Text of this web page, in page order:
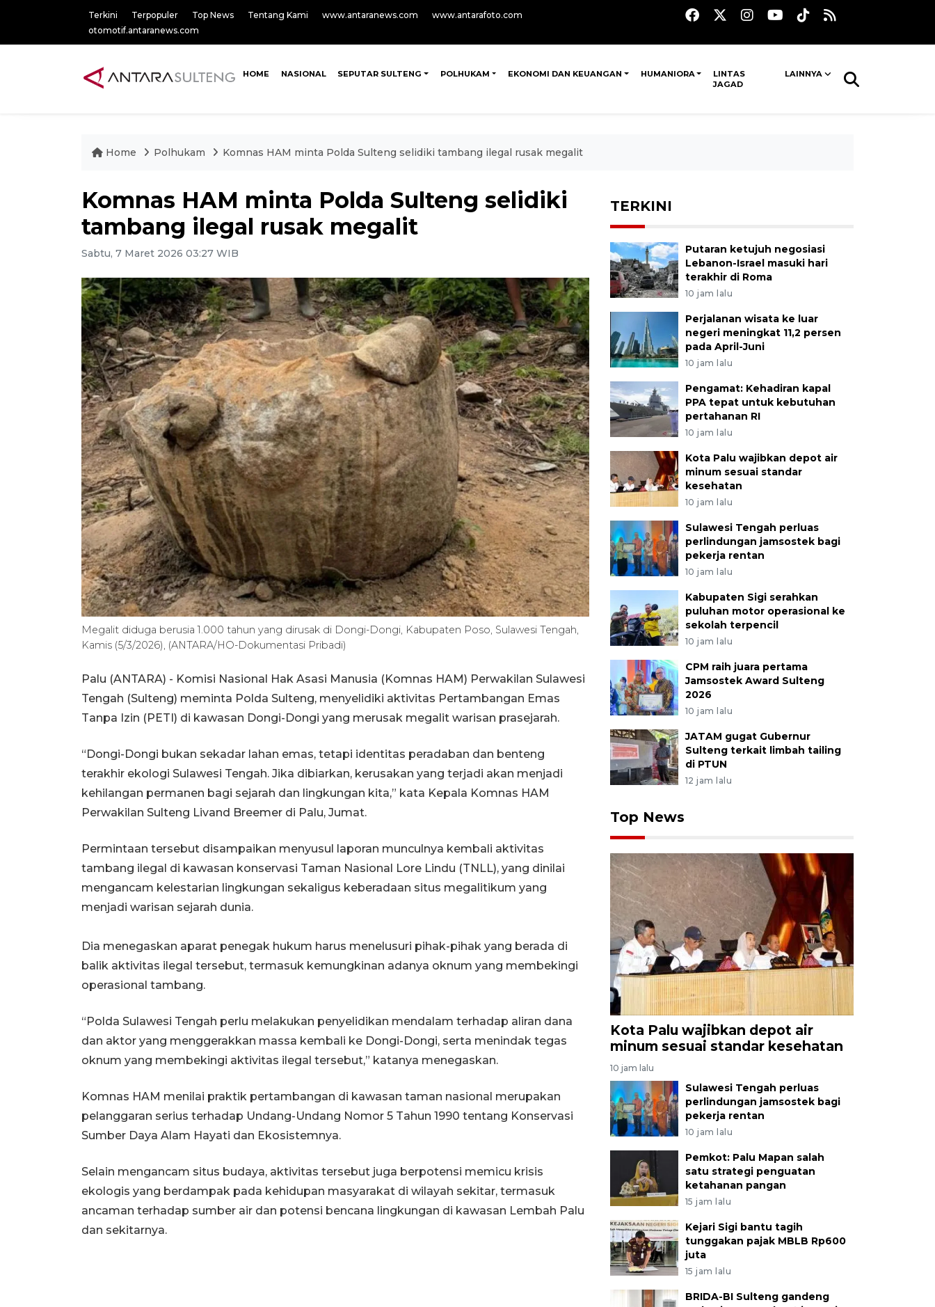
Terkini Terpopuler Top News Tentang Kami www.antaranews.com
www.antarafoto.com
otomotif.antaranews.com
HOME NASIONAL SEPUTAR SULTENG POLHUKAM EKONOMI DAN KEUANGAN HUMANIORA
LINTAS
JAGAD
LAINNYA
Home Polhukam Komnas HAM minta Polda Sulteng selidiki tambang ilegal rusak megalit
Komnas HAM minta Polda Sulteng selidiki
tambang ilegal rusak megalit
Sabtu, 7 Maret 2026 03:27 WIB
Megalit diduga berusia 1.000 tahun yang dirusak di Dongi-Dongi, Kabupaten Poso, Sulawesi Tengah,
Kamis (5/3/2026), (ANTARA/HO-Dokumentasi Pribadi)
Palu (ANTARA) - Komisi Nasional Hak Asasi Manusia (Komnas HAM) Perwakilan Sulawesi
Tengah (Sulteng) meminta Polda Sulteng, menyelidiki aktivitas Pertambangan Emas
Tanpa Izin (PETI) di kawasan Dongi-Dongi yang merusak megalit warisan prasejarah.
“Dongi-Dongi bukan sekadar lahan emas, tetapi identitas peradaban dan benteng
terakhir ekologi Sulawesi Tengah. Jika dibiarkan, kerusakan yang terjadi akan menjadi
kehilangan permanen bagi sejarah dan lingkungan kita,” kata Kepala Komnas HAM
Perwakilan Sulteng Livand Breemer di Palu, Jumat.
Permintaan tersebut disampaikan menyusul laporan munculnya kembali aktivitas
tambang ilegal di kawasan konservasi Taman Nasional Lore Lindu (TNLL), yang dinilai
mengancam kelestarian lingkungan sekaligus keberadaan situs megalitikum yang
menjadi warisan sejarah dunia.
Dia menegaskan aparat penegak hukum harus menelusuri pihak-pihak yang berada di
balik aktivitas ilegal tersebut, termasuk kemungkinan adanya oknum yang membekingi
operasional tambang.
“Polda Sulawesi Tengah perlu melakukan penyelidikan mendalam terhadap aliran dana
dan aktor yang menggerakkan massa kembali ke Dongi-Dongi, serta menindak tegas
oknum yang membekingi aktivitas ilegal tersebut,” katanya menegaskan.
Komnas HAM menilai praktik pertambangan di kawasan taman nasional merupakan
pelanggaran serius terhadap Undang-Undang Nomor 5 Tahun 1990 tentang Konservasi
Sumber Daya Alam Hayati dan Ekosistemnya.
Selain mengancam situs budaya, aktivitas tersebut juga berpotensi memicu krisis
ekologis yang berdampak pada kehidupan masyarakat di wilayah sekitar, termasuk
ancaman terhadap sumber air dan potensi bencana lingkungan di kawasan Lembah Palu
dan sekitarnya.
TERKINI
Putaran ketujuh negosiasi
Lebanon-Israel masuki hari
terakhir di Roma
10 jam lalu
Perjalanan wisata ke luar
negeri meningkat 11,2 persen
pada April-Juni
10 jam lalu
Pengamat: Kehadiran kapal
PPA tepat untuk kebutuhan
pertahanan RI
10 jam lalu
Kota Palu wajibkan depot air
minum sesuai standar
kesehatan
10 jam lalu
Sulawesi Tengah perluas
perlindungan jamsostek bagi
pekerja rentan
10 jam lalu
Kabupaten Sigi serahkan
puluhan motor operasional ke
sekolah terpencil
10 jam lalu
CPM raih juara pertama
Jamsostek Award Sulteng
2026
10 jam lalu
JATAM gugat Gubernur
Sulteng terkait limbah tailing
di PTUN
12 jam lalu
Top News
Kota Palu wajibkan depot air
minum sesuai standar kesehatan
10 jam lalu
Sulawesi Tengah perluas
perlindungan jamsostek bagi
pekerja rentan
10 jam lalu
Pemkot: Palu Mapan salah
satu strategi penguatan
ketahanan pangan
15 jam lalu
Kejari Sigi bantu tagih
tunggakan pajak MBLB Rp600
juta
15 jam lalu
BRIDA-BI Sulteng gandeng